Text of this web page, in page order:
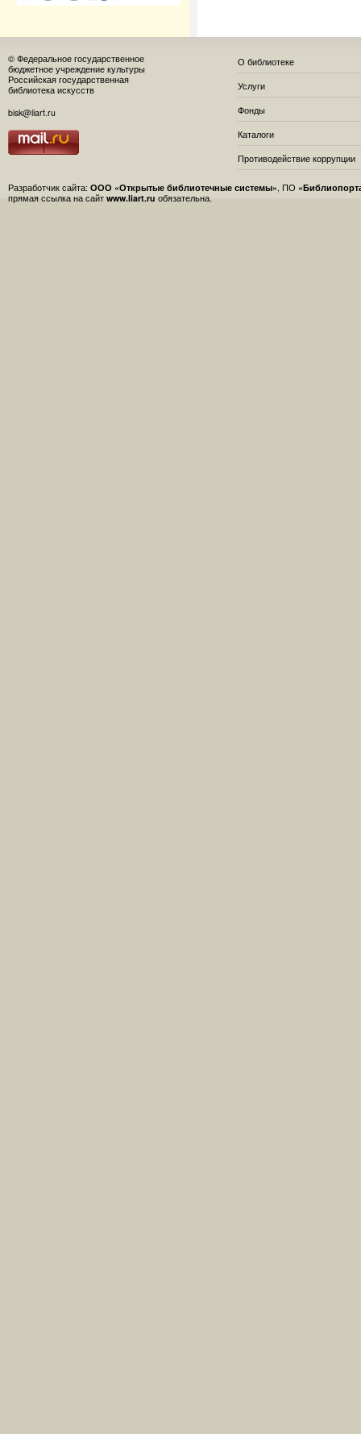
© Федеральное государственное
бюджетное учреждение культуры
Российская государственная
библиотека искусств
bisk@liart.ru
О библиотеке
Услуги
Фонды
Каталоги
Противодействие коррупции
Разработчик сайта: ООО «Открытые библиотечные системы» , ПО
прямая ссылка на сайт www.liart.ru обязательна.